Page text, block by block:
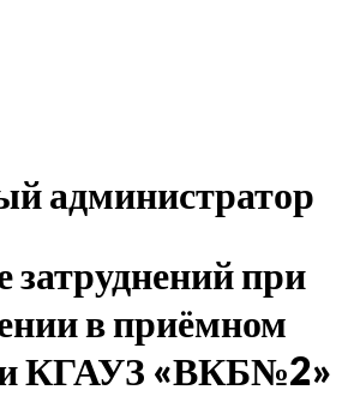
администратор
затруднений при
в приёмном
КГАУЗ «ВКБ№2»